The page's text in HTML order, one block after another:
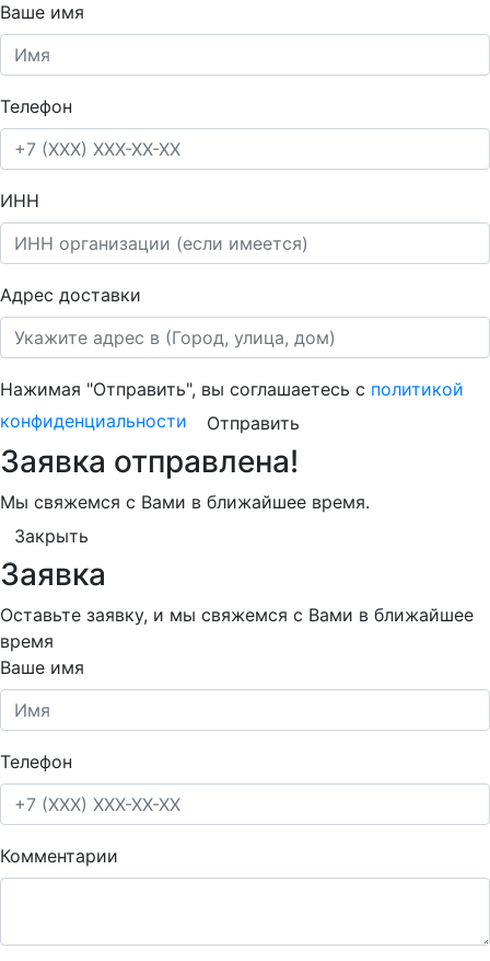
Ваше имя
Телефон
ИНН
Адрес доставки
Нажимая "Отправить", вы соглашаетесь с политикой
конфиденциальности
Отправить
Заявка отправлена!
Мы свяжемся с Вами в ближайшее время.
Закрыть
Заявка
Оставьте заявку, и мы свяжемся с Вами в ближайшее
время
Ваше имя
Телефон
Комментарии